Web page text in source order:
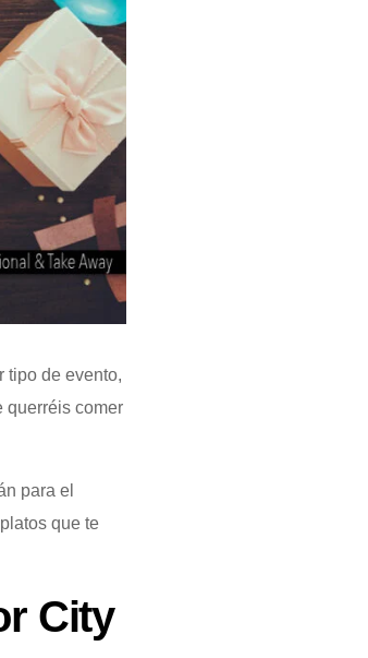
tipo de evento,
querréis comer
para el
que te
City